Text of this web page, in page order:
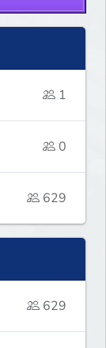
1
0
629
629